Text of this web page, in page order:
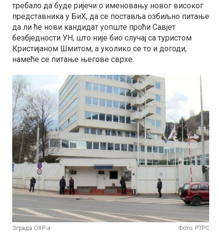
требало да буде ријечи о именовању новог високог
представника у БиХ, да се поставља озбиљно питање
да ли ће нови кандидат уопште проћи Савјет
безбједности УН, што није био случај са туристом
Кристијаном Шмитом, а уколико се то и догоди,
намеће се питање његове сврхе.
Зграда ОХР-а Фото: РТРС